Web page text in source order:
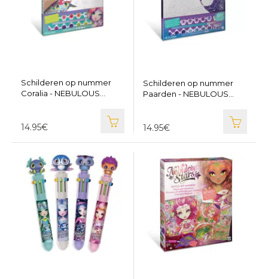
Schilderen op nummer
Coralia - NEBULOUS
14.95€
Schilderen op nummer
Paarden - NEBULOUS
14.95€